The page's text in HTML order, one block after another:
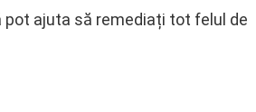
ajuta să remediați tot felul de